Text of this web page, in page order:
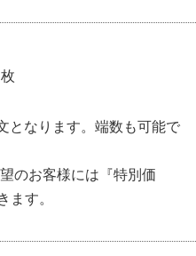
枚
となります。端数も可能で
のお客様には『特別価
ます。